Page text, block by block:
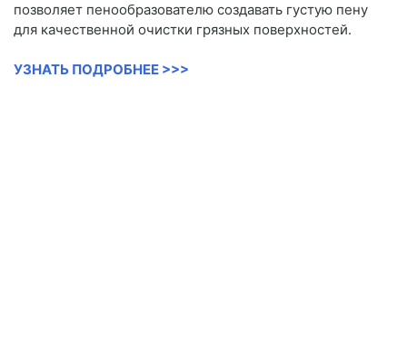
позволяет пенообразователю создавать густую пену
для качественной очистки грязных поверхностей.
УЗНАТЬ ПОДРОБНЕЕ >>>